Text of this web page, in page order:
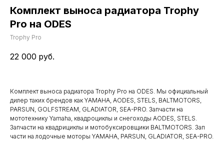
Комплект выноса радиатора Trophy
Pro на ODES
Trophy Pro
22 000 руб.
Комплект выноса радиатора Trophy Pro на ODES. Мы официальный
дилер таких брендов как YAMAHA, AODES, STELS, BALTMOTORS,
PARSUN, GOLFSTREAM, GLADIATOR, SEA-PRO. Запчасти на
мототехнику Yamaha, квадроциклы и снегоходы AODES, STELS.
Запчасти на квадрициклы и мотобуксировщики BALTMOTORS. Зап
части на лодочные моторы YAMAHA, PARSUN, GLADIATOR, SEA-PRO.